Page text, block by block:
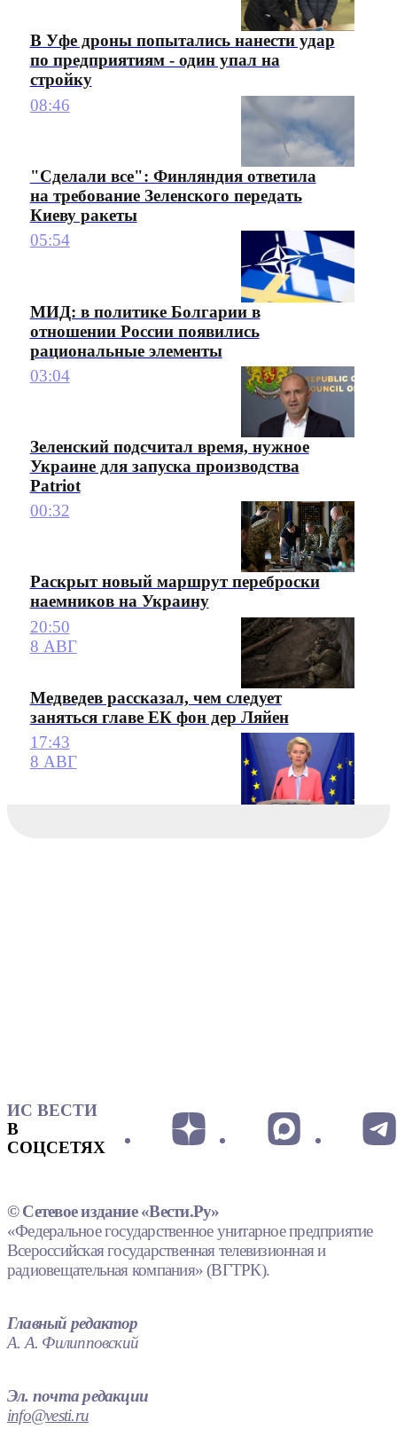
В Уфе дроны попытались нанести удар
по предприятиям - один упал на
стройку
08:46
"Сделали все": Финляндия ответила
на требование Зеленского передать
Киеву ракеты
05:54
МИД: в политике Болгарии в
отношении России появились
рациональные элементы
03:04
Зеленский подсчитал время, нужное
Украине для запуска производства
Patriot
00:32
Раскрыт новый маршрут переброски
наемников на Украину
20:50
8 АВГ
Медведев рассказал, чем следует
заняться главе ЕК фон дер Ляйен
17:43
8 АВГ
ИС ВЕСТИ
В
СОЦСЕТЯХ
© Сетевое издание «Вести.Ру»
«Федеральное государственное унитарное предприятие
Всероссийская государственная телевизионная и
радиовещательная компания» (ВГТРК).
Главный редактор
А. А. Филипповский
Эл. почта редакции
info@vesti.ru